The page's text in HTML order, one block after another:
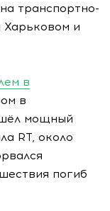
транспортно-
и
в
в
мощный
RТ, около
погиб